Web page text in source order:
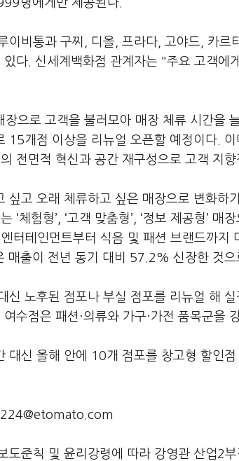
명에게만 제공된다.
이비통과 구찌, 디올, 프라다, 고야드, 카
다. 신세계백화점 관계자는 "주요 고객에
장으로 고객을 불러모아 매장 체류 시간을
15개점 이상을 리뉴얼 오픈할 예정이다.
전면적 혁신과 공간 재구성으로 고객 지
싶고 오래 체류하고 싶은 매장으로 변화하
‘체험형’, ‘고객 맞춤형’, ‘정보 제공형’ 매
터테인먼트부터 식음 및 패션 브랜드까
매출이 전년 동기 대비 57.2% 신장한 것으
신 노후된 점포나 부실 점포를 리뉴얼 해
수점은 패션·의류와 가구·가전 품목군을
대신 올해 안에 10개 점포를 창고형 할인
도준칙 및 윤리강령에 따라 강영관 산업2부